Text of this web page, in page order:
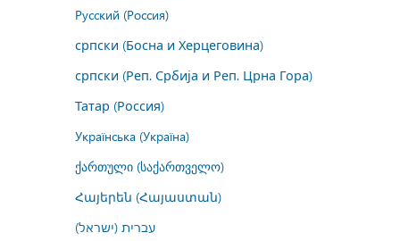
Русский (Россия)
српски (Босна и Херцеговина)
српски (Реп. Србија и Реп. Црна Гора)
Татар (Россия)
Українська (Україна)
ქართული (საქართველო)
Հայերեն (Հայաստան)
עברית (ישראל)